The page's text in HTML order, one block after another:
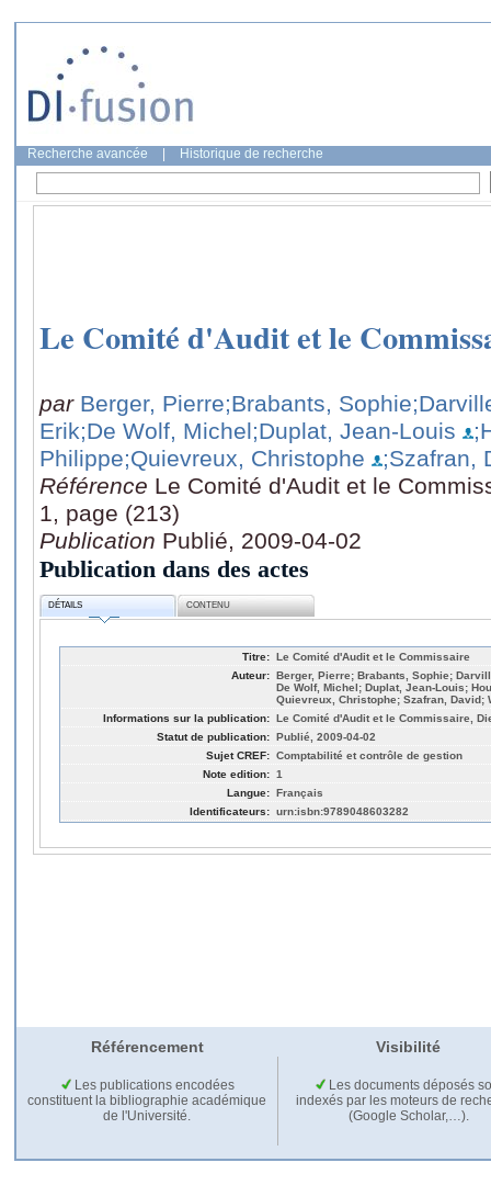
Recherche avancée Historique de recherche
Le Comité d'Audit et le
par Berger, Pierre;Brabants, Sophie
Erik;De Wolf, Michel;Duplat, Jean-Louis
Philippe;Quievreux, Christophe
;Szafran,
Référence Le Comité d'Audit et le
1, page (213)
Publication Publié, 2009-04-02
Publication dans des actes
DÉTAILS CONTENU
Titre: Le Comité d'Audit et le Commissaire
Auteur: Berger, Pierre; Brabants, Sophie;
De Wolf, Michel; Duplat, Jean-Louis;
Quievreux, Christophe; Szafran, David;
Informations sur la publication: Le Comité d'Audit et le Commissaire,
Statut de publication: Publié, 2009-04-02
Sujet CREF: Comptabilité et contrôle de gestion
Note edition: 1
Langue: Français
Identificateurs: urn:isbn:9789048603282
Référencement Visibilité
Les publications encodées
constituent la bibliographie académique
de l'Université.
Les documents déposés
indexés par les moteurs de
(Google Scholar,…).